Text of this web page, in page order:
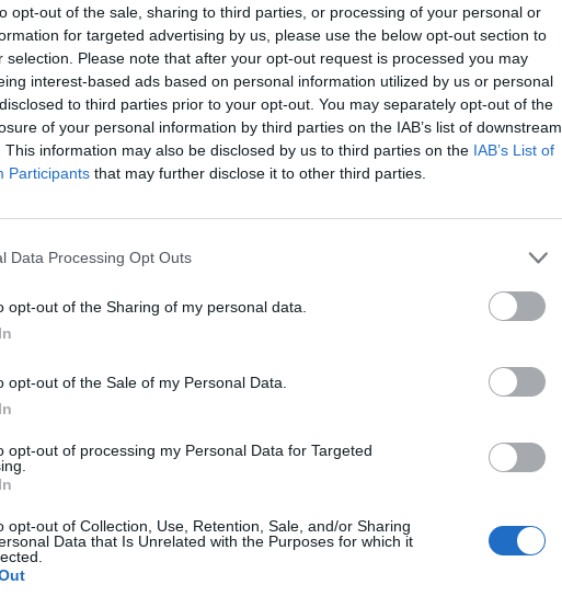
opt-out of the sale, sharing to third parties, or processing of your personal or
for targeted advertising by us, please use the below opt-out section to
selection. Please note that after your opt-out request is processed you may
interest-based ads based on personal information utilized by us or personal
to third parties prior to your opt-out. You may separately opt-out of the
of your personal information by third parties on the IAB’s list of downstream
This information may also be disclosed by us to third parties on the IAB’s List of
Participants that may further disclose it to other third parties.
Data Processing Opt Outs
opt-out of the Sharing of my personal data.
opt-out of the Sale of my Personal Data.
opt-out of processing my Personal Data for Targeted
opt-out of Collection, Use, Retention, Sale, and/or Sharing
Data that Is Unrelated with the Purposes for which it
Straż Pożarna / Facebook)